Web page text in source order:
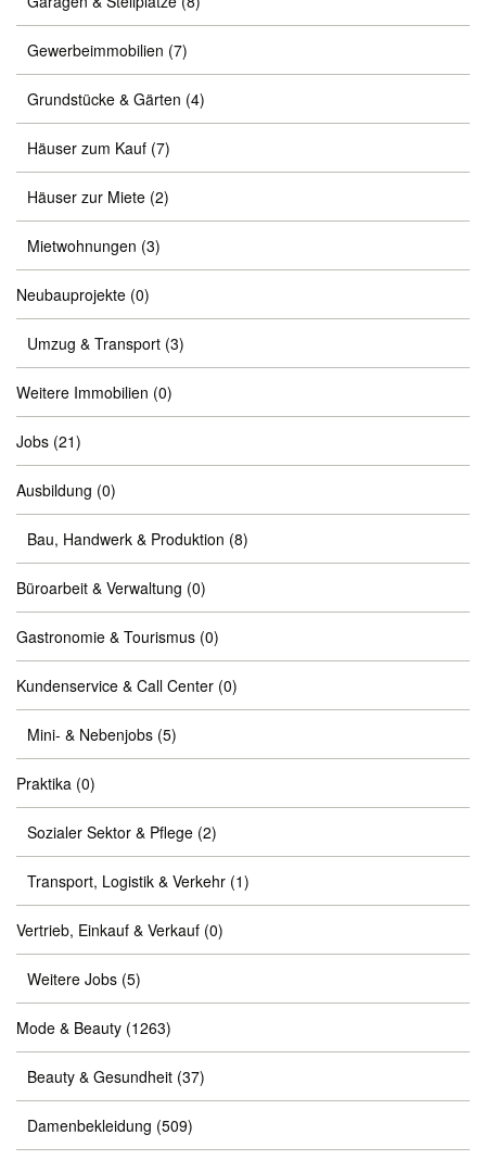
Gewerbeimmobilien (7)
Grundstücke & Gärten (4)
Häuser zum Kauf (7)
Häuser zur Miete (2)
Mietwohnungen (3)
Neubauprojekte (0)
Umzug & Transport (3)
Weitere Immobilien (0)
Jobs (21)
Ausbildung (0)
Bau, Handwerk & Produktion (8)
Büroarbeit & Verwaltung (0)
Gastronomie & Tourismus (0)
Kundenservice & Call Center (0)
Mini- & Nebenjobs (5)
Praktika (0)
Sozialer Sektor & Pflege (2)
Transport, Logistik & Verkehr (1)
Vertrieb, Einkauf & Verkauf (0)
Weitere Jobs (5)
Mode & Beauty (1263)
Beauty & Gesundheit (37)
Damenbekleidung (509)